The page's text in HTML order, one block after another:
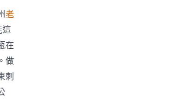
老
這
在
做
刺